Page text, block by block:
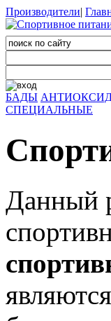
Производители|
БАДЫ
СПЕЦИАЛЬНЫЕ
Данный